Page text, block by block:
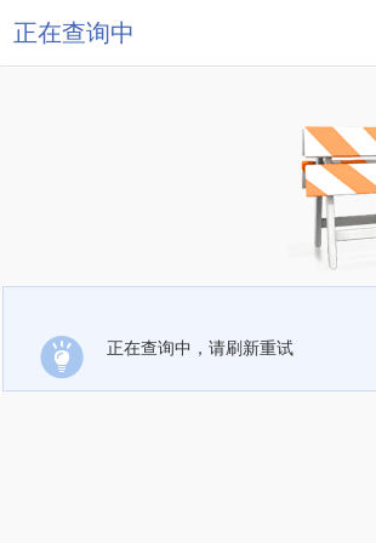
正在查询中
正在查询中，请刷新重试